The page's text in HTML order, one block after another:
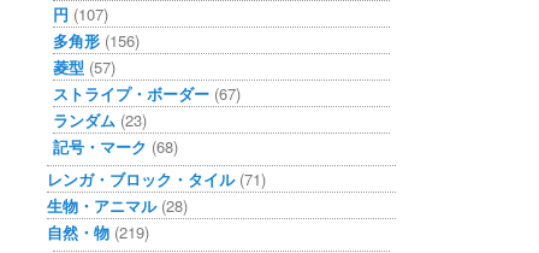
円 (107)
多角形 (156)
菱型 (57)
ストライプ・ボーダー (67)
ランダム (23)
記号・マーク (68)
レンガ・ブロック・タイル(71)
生物・アニマル(28)
自然・物 (219)